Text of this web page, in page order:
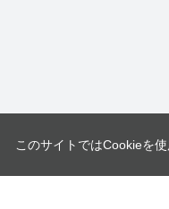
このサイトではCookieを